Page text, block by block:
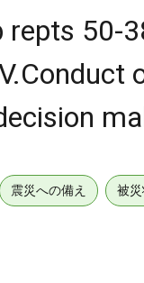
repts 50-
震災への備え 被災